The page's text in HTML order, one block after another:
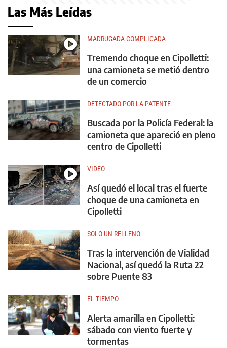
Las Más Leídas
MADRUGADA COMPLICADA
Tremendo choque en Cipolletti:
una camioneta se metió dentro
de un comercio
DETECTADO POR LA PATENTE
Buscada por la Policía Federal: la
camioneta que apareció en pleno
centro de Cipolletti
VIDEO
Así quedó el local tras el fuerte
choque de una camioneta en
Cipolletti
SOLO UN RELLENO
Tras la intervención de Vialidad
Nacional, así quedó la Ruta 22
sobre Puente 83
EL TIEMPO
Alerta amarilla en Cipolletti:
sábado con viento fuerte y
tormentas